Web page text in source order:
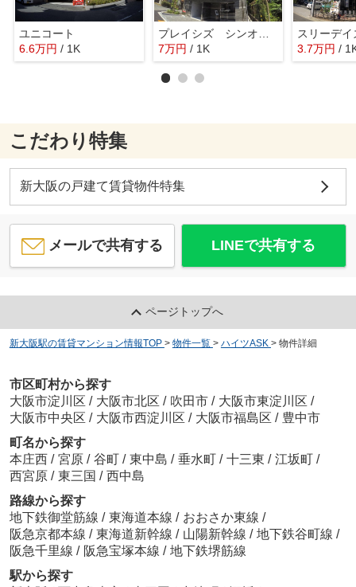
ユニコート
6.6万円 / 1K
7万円 / 1K
スリーデ
3.7万円 /
こだわり特集
新大阪の戸建て賃貸物件特集
メールで共有する LINEで共有する
ページトップへ
新大阪駅の賃貸マンション情報TOP > 物件一覧 > ハイツASK > 物件詳細
市区町村から探す
大阪市淀川区 / 大阪市北区 / 吹田市 / 大阪市東淀川区 /
大阪市中央区 / 大阪市西淀川区 / 大阪市福島区 / 豊中市
町名から探す
本庄西 / 宮原 / 谷町 / 東中島 / 垂水町 / 十三東 / 江坂町 /
西宮原 / 東三国 / 西中島
路線から探す
地下鉄御堂筋線 / 東海道本線 / おおさか東線 /
阪急京都本線 / 東海道新幹線 / 山陽新幹線 / 地下鉄谷町線 /
阪急千里線 / 阪急宝塚本線 / 地下鉄堺筋線
駅から探す